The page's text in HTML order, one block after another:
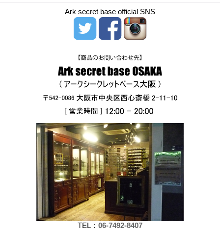
Ark secret base official SNS
TEL： 06-7492-8407